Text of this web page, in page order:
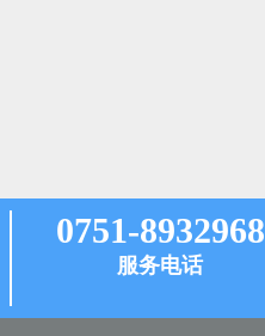
0751-8932968
服务电话